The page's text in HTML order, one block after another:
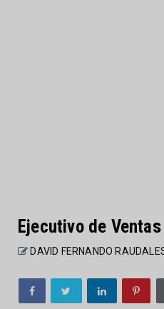
Ejecutivo de
DAVID FERNANDO